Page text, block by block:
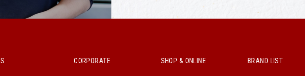
CORPORATE SHOP & ONLINE BRAND LIST